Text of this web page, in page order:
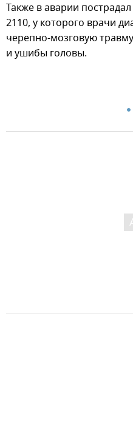
Также в аварии
2110, у которого врачи
черепно-мозговую
и ушибы головы.